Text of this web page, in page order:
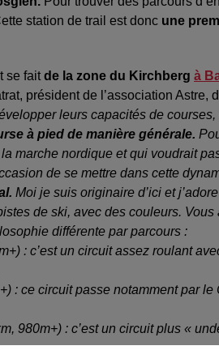
station de trail est donc une
se faitde la zone du Kirchberg à
président de l’association Astre,
leurs capacités de
à pied de manière générale.
marche nordique et qui voudrait
de se mettre dans cette
Moi je suis originaire d’ici et
de ski, avec des couleurs.
différente par parcours :
: c’est un circuit assez roulant
: ce circuit passe notamment par
980m+) : c’est un circuit plus «